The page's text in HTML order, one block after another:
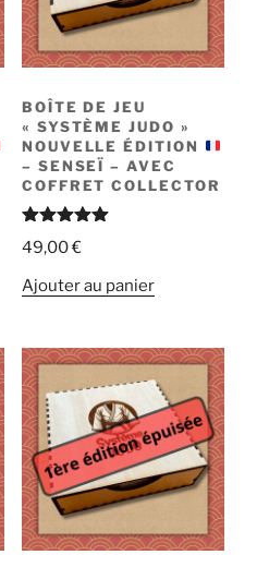
BOÎTE DE JEU
« SYSTÈME JUDO »
NOUVELLE ÉDITION
– SENSEÏ – AVEC
COFFRET COLLECTOR
Note5.00
sur 5
49,00€
Ajouter au panier